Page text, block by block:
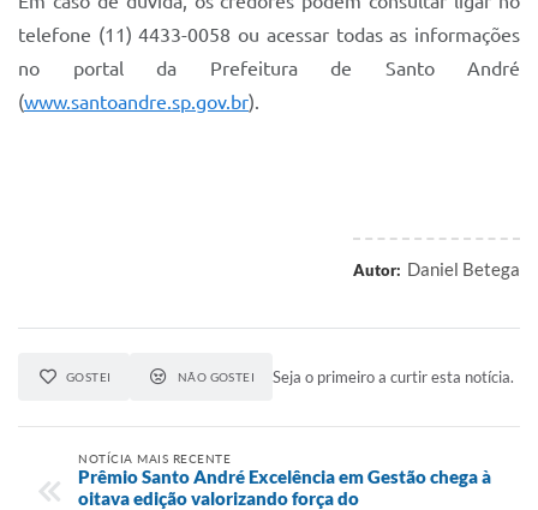
telefone (11) 4433-0058 ou acessar todas as informações
no portal da Prefeitura de Santo André
(www.santoandre.sp.gov.br).
Autor: Daniel Betega
GOSTEI NÃO GOSTEI Seja o primeiro a curtir esta notícia.
NOTÍCIA MAIS RECENTE
Prêmio Santo André Excelência em Gestão chega à
oitava edição valorizando força do